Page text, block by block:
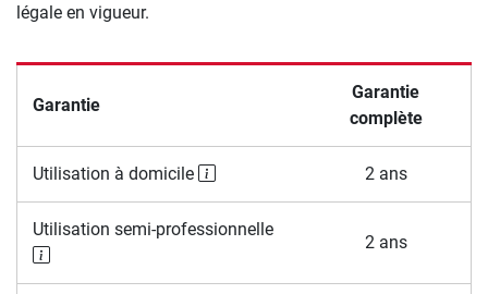
légale en vigueur.
Garantie
Garantie
complète
Utilisation à domicile 2 ans
Utilisation semi-professionnelle
2 ans